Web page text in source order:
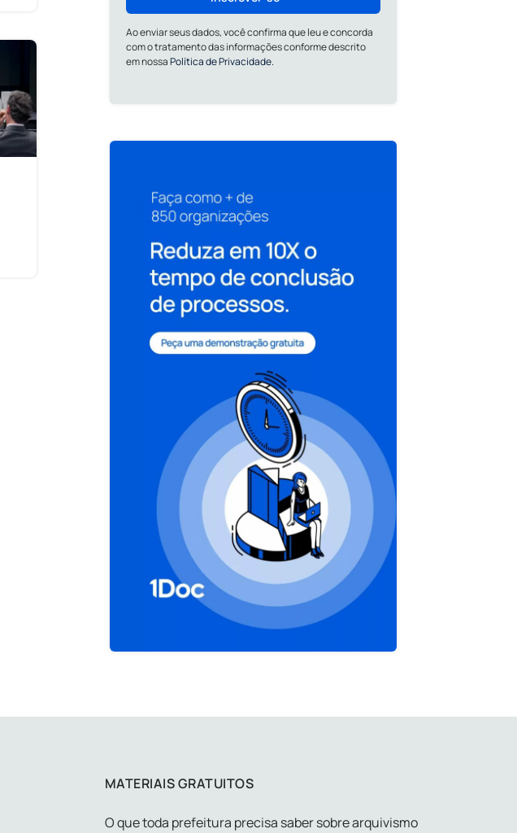
Ao enviar seus dados, você confirma que leu e concorda
com o tratamento das informações conforme descrito
em nossaPolítica de Privacidade.
MATERIAIS GRATUITOS
O que toda prefeitura precisa saber sobre arquivismo